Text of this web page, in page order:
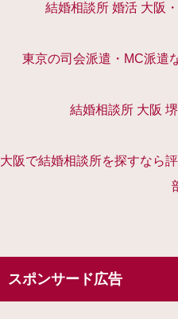
結婚相談所 婚活 大阪
東京の司会派遣・MC派遣
結婚相談所 大阪
大阪で結婚相談所を探すなら
スポンサード広告